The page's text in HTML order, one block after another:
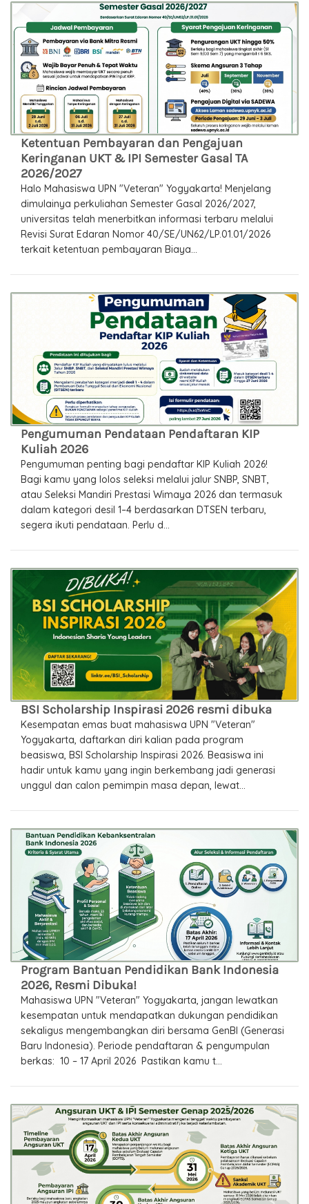
Ketentuan Pembayaran dan Pengajuan
Keringanan UKT & IPI Semester Gasal TA
2026/2027
Halo Mahasiswa UPN "Veteran" Yogyakarta! Menjelang
dimulainya perkuliahan Semester Gasal 2026/2027,
universitas telah menerbitkan informasi terbaru melalui
Revisi Surat Edaran Nomor 40/SE/UN62/LP.01.01/2026
terkait ketentuan pembayaran Biaya...
Pengumuman Pendataan Pendaftaran KIP
Kuliah 2026
Pengumuman penting bagi pendaftar KIP Kuliah 2026!
Bagi kamu yang lolos seleksi melalui jalur SNBP, SNBT,
atau Seleksi Mandiri Prestasi Wimaya 2026 dan termasuk
dalam kategori desil 1–4 berdasarkan DTSEN terbaru,
segera ikuti pendataan. Perlu d...
BSI Scholarship Inspirasi 2026 resmi dibuka
Kesempatan emas buat mahasiswa UPN "Veteran"
Yogyakarta, daftarkan diri kalian pada program
beasiswa, BSI Scholarship Inspirasi 2026. Beasiswa ini
hadir untuk kamu yang ingin berkembang jadi generasi
unggul dan calon pemimpin masa depan, lewat...
Program Bantuan Pendidikan Bank Indonesia
2026, Resmi Dibuka!
Mahasiswa UPN "Veteran" Yogyakarta, jangan lewatkan
kesempatan untuk mendapatkan dukungan pendidikan
sekaligus mengembangkan diri bersama GenBI (Generasi
Baru Indonesia). Periode pendaftaran & pengumpulan
berkas: 10 – 17 April 2026 Pastikan kamu t...